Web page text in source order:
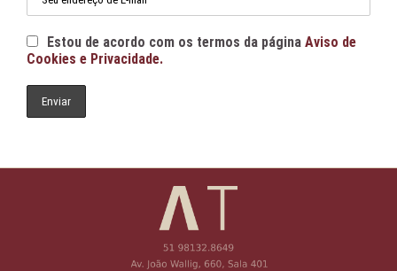
Estou de acordo com os termos da página Aviso de
Cookies e Privacidade.